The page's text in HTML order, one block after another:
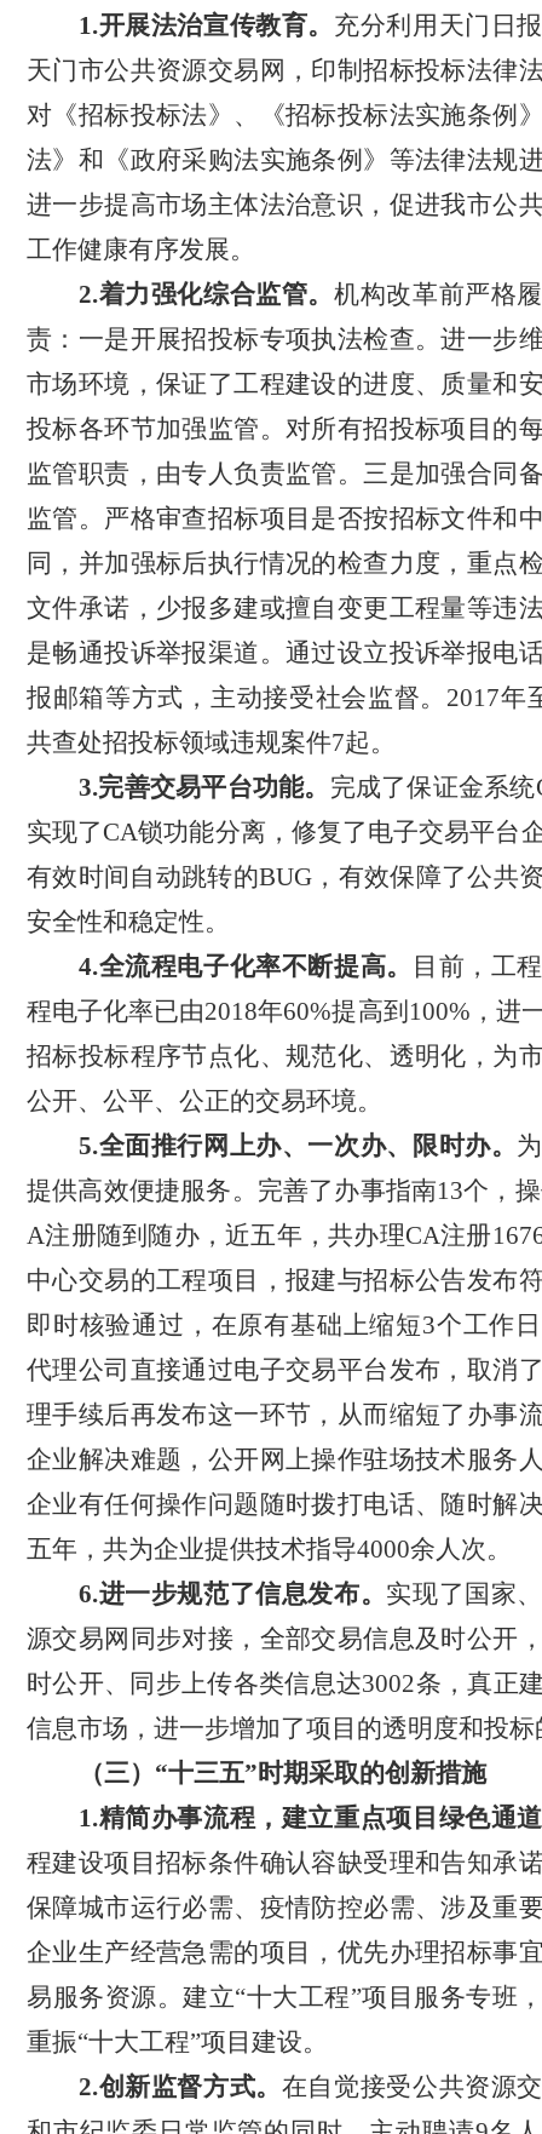
1.开展法治宣传教育。 充分利用天门日
天门市公共资源交易 网，印制招标投标法律
对《招标投标法》、《招标投标法实施条例
法》 和 《政府采购法实施条例》等法律法规
进一步提高市场主体法治意识， 促进我市公
工作健康有序发展。
2.着力强化综合监管。机构改革前严格
责： 一是开展招投标专项执法检查。进一步
市场环境，保证了工程建设的进度、质量和
投标各环节加强监管。 对所有招投标项目的
监管职责，由专人负责监管。三是加强合同
监管。严格审查招标项目是否按招标文件和
同，并加强标后执行情况的检查力度，重点
文件承诺，少报多建或擅自变更工程量等违
是畅通投诉举报渠道。通过设立投诉举报电
报邮箱等方式，主动接受社会监督。 2017年
共查处招投标领域违规案件7起。
3.完善交易平台功能。 完成了保证金系统
实现了CA锁功能分离，修复了电子交易平台
有效时间自动跳转的BUG，有效保障了公共
安全性和稳定性。
4.全流程电子化率不断提高。
目前，工
程电子化率已由2018年60%提高到 100% ， 进
招标投标程序节点化、规范化、透明化，为
公开、公平、公正的交易环境。
5.全面推行网上办、一次办、限时办。
提供高效便捷服务。完善了办事指南13个，
A注册随到随办， 近五年，共办理CA注册
中心交易的工程项目，报建与招标公告发布
即时核验通过，在原有基础上缩短3个工作
代理公司直接通过电子交易平台发布，取消
理手续后再发布这一环节，从而缩短了办事
企业解决难题，公开网上操作驻场技术服务
企业有任何操作问题随时拨打电话、随时解
五年，共为企业提供技术指导4000余人次。
6.进一步规范了信息发布。 实现了国家
源交易网同步对接，全部交易信息及时公开
时公开、同步上传各类信息达3002条，真正
信息市场，进一步增加了项目的透明度和投
（三） “十三五”时期采取的创新措施
1.精简办事流程，建立重点项目绿色通
程建设项目招标条件确认容缺受理和告知承
保障城市运行必需、疫情防控必需、涉及重
企业生产经营急需的项目，优先办理招标事
易服务资源。 建立“十大工程”项目服务专班
重振“十大工程”项目建设。
2.创新监督方式。 在自觉接受公共资源